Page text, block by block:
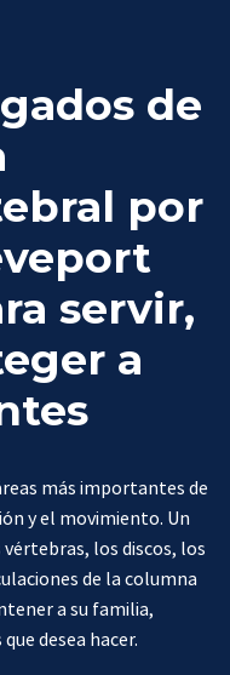
de
por
servir,
a
más importantes de
y el movimiento. Un
los discos, los
de la columna
a su familia,
desea hacer.